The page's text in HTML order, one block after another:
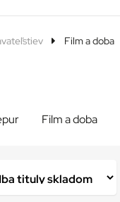
Film a doba
Film a doba